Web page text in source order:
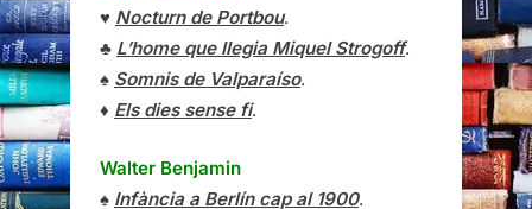
♥ Nocturn de Portbou.
♣ L’home que llegia Miquel Strogoff.
♠ Somnis de Valparaíso.
♦ Els dies sense fi.
Walter Benjamin
♠ Infància a Berlín cap al 1900.